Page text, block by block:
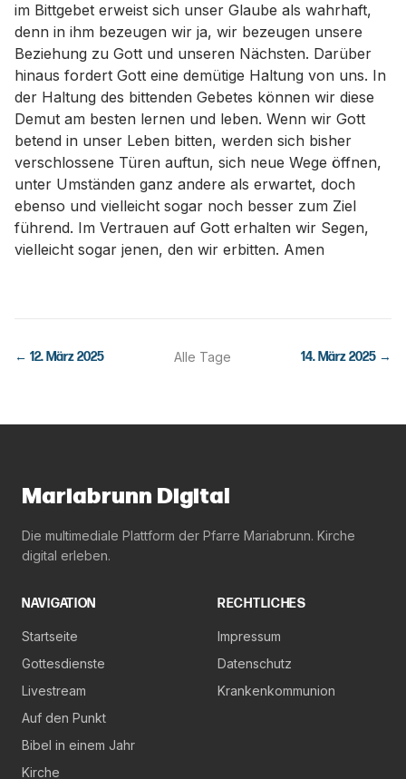
im Bittgebet erweist sich unser Glaube als wahrhaft,
denn in ihm bezeugen wir ja, wir bezeugen unsere
Beziehung zu Gott und unseren Nächsten. Darüber
hinaus fordert Gott eine demütige Haltung von uns. In
der Haltung des bittenden Gebetes können wir diese
Demut am besten lernen und leben. Wenn wir Gott
betend in unser Leben bitten, werden sich bisher
verschlossene Türen auftun, sich neue Wege öffnen,
unter Umständen ganz andere als erwartet, doch
ebenso und vielleicht sogar noch besser zum Ziel
führend. Im Vertrauen auf Gott erhalten wir Segen,
vielleicht sogar jenen, den wir erbitten. Amen
← 12. März 2025 Alle Tage 14. März 2025 →
Mariabrunn Digital
Die multimediale Plattform der Pfarre Mariabrunn. Kirche
digital erleben.
NAVIGATION
Startseite
Gottesdienste
Livestream
Auf den Punkt
Bibel in einem Jahr
Kirche
RECHTLICHES
Impressum
Datenschutz
Krankenkommunion